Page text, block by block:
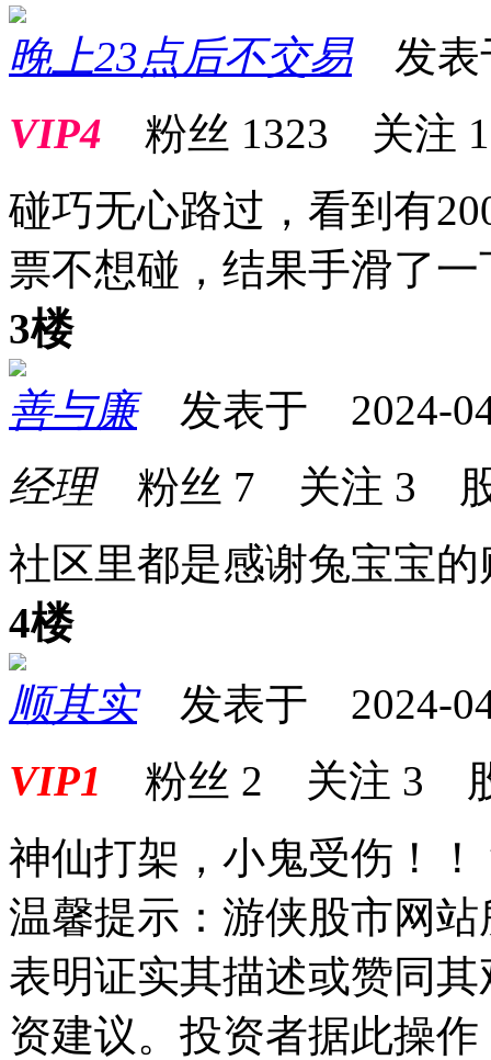
晚上23点后不交易发表
VIP4 粉丝 1323 关注
碰巧无心路过，看到有
票不想碰，结果手滑了
3楼
善与廉发表于 2024-
经理粉丝 7 关注 3
社区里都是感谢兔宝宝
4楼
顺其实发表于 2024-
VIP1 粉丝 2 关注 3
神仙打架，小鬼受伤！！
温馨提示：游侠股市网
表明证实其描述或赞同
资建议。投资者据此操